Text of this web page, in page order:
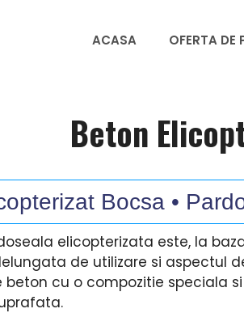
ACASA OFERTA DE
Beton
Bocsa •
elicopterizata este, la
de utilizare si aspectul
cu o compozitie speciala